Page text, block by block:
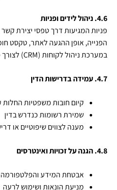
4.6. ניהול לידים ופניות
פניות המגיעות דרך טפסי יצירת
הפנייה, אופן ההגעה לאתר, טקסט
במערכת ניהול לקוחות(CRM)
4.7. עמידה בדרישות הדין
קיום חובות משפטיות
שמירת רשומות כנדרש בדין
מענה לצווים שיפוטיים או
4.8. הגנה על זכויות ואינטרסים
אבטחת המידע והפלטפורמה
מניעת הונאות ושימוש לרעה